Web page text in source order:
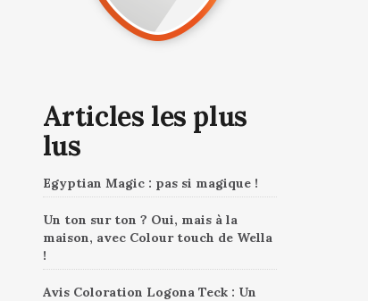
Articles les plus
lus
Egyptian Magic : pas si magique !
Un ton sur ton ? Oui, mais à la
maison, avec Colour touch de Wella
!
Avis Coloration Logona Teck : Un